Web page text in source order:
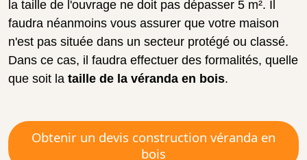
la taille de l'ouvrage ne doit pas dépasser 5 m². Il
faudra néanmoins vous assurer que votre maison
n'est pas située dans un secteur protégé ou classé.
Dans ce cas, il faudra effectuer des formalités, quelle
que soit la taille de la véranda en bois.
Obtenir un devis construction véranda en
bois